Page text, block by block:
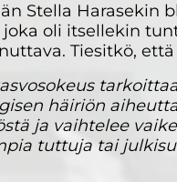
Stella Harasekin
joka oli itsellekin
Tiesitkö,
häiriön
ja vaihtelee
tuttuja tai